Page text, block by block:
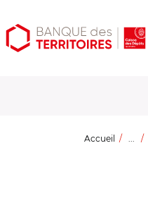
Aller
au
Aller
au
Ouvrir
les
Accueil ...